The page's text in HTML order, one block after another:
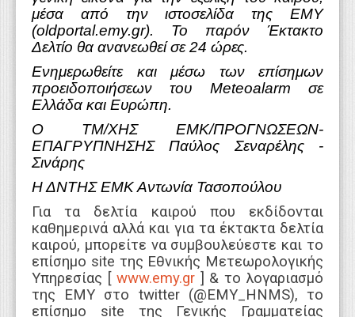
μέσα από την ιστοσελίδα της ΕΜΥ
(oldportal.emy.gr). Το παρόν Έκτακτο
Δελτίο θα ανανεωθεί σε 24 ώρες.
Ενημερωθείτε και μέσω των επίσημων
προειδοποιήσεων του Meteoalarm σε
Ελλάδα και Ευρώπη.
Ο ΤΜ/ΧΗΣ ΕΜΚ/ΠΡΟΓΝΩΣΕΩΝ-
ΕΠΑΓΡΥΠΝΗΣΗΣ Παύλος Σεναρέλης -
Σινάρης
Η ΔΝΤΗΣ ΕΜΚ Αντωνία Τασοπούλου
Για τα δελτία καιρού που εκδίδονται
καθημερινά αλλά και για τα έκτακτα δελτία
καιρού, μπορείτε να συμβουλεύεστε και το
επίσημο site της Εθνικής Μετεωρολογικής
Υπηρεσίας [ www.emy.gr ] & το λογαριασμό
της ΕΜΥ στο twitter (@EMY_HNMS), το
επίσημο site της Γενικής Γραμματείας